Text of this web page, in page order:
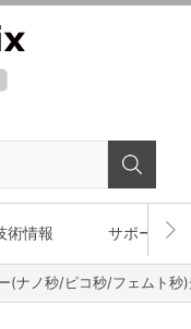
術情報 サポート
(ナノ秒/ピコ秒/フェムト秒